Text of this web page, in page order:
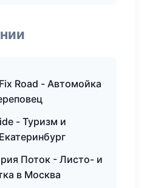
Road - Автомойка
- Туризм и
Поток - Листо- и
в Москва